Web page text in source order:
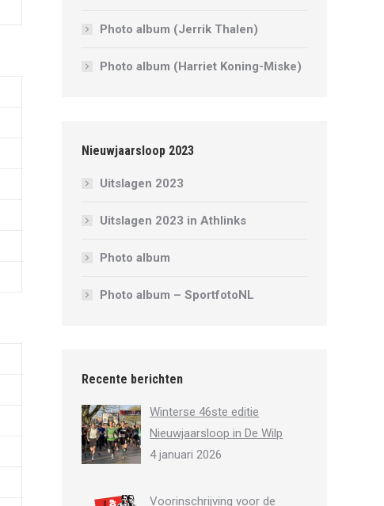
Photo album (Jerrik Thalen)
Photo album (Harriet Koning-Miske)
Nieuwjaarsloop 2023
Uitslagen 2023
Uitslagen 2023 in Athlinks
Photo album
Photo album – SportfotoNL
Recente berichten
Winterse 46ste editie
Nieuwjaarsloop in De Wilp
4 januari 2026
Voorinschrijving voor de